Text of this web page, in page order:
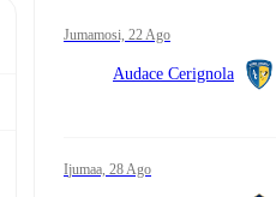
Jumamosi, 22 Ago
Audace Cerignola
Ijumaa, 28 Ago